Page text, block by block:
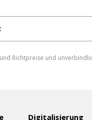
Richtpreise und
Digitalisierung